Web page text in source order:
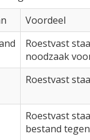
Voordeel
Roestvast
noodzaak
Roestvast
Roestvast
bestand